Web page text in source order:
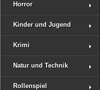
Horror
Kinder und Jugend
Krimi
Natur und Technik
Rollenspiel